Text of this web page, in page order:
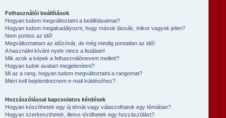
Felhasználói beállítások
Hogyan tudom megváltoztatni a beállításaimat?
Hogyan tudom megakadályozni, hogy mások lássák, mikor vagyok jelen?
Nem pontos az idő!
Megváltoztattam az időzónát, de még mindig pontatlan az idő!
A használni kívánt nyelv nincs a listában!
Mik azok a képek a felhasználónevem mellett?
Hogyan tudok avatart megjeleníteni?
Mi az a rang, hogyan tudom megváltoztatni a rangomat?
Miért kell bejelentkeznem e-mail küldéséhez?
Hozzászólással kapcsolatos kérdések
Hogyan készíthetek egy új témát vagy válaszolhatok egy témában?
Hogyan szerkeszthetek, illetve törölhetek egy hozzászólást?